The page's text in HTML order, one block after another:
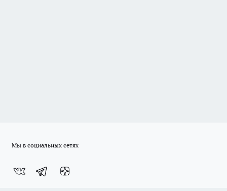
Мы в социальных сетях